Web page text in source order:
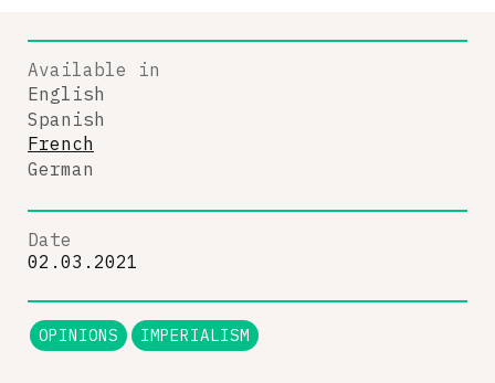
Available in
English
Spanish
French
German
Date
02.03.2021
OPINIONS IMPERIALISM